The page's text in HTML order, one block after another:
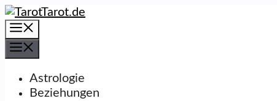
Zum
Inhalt
springen
Astrologie
Beziehungen